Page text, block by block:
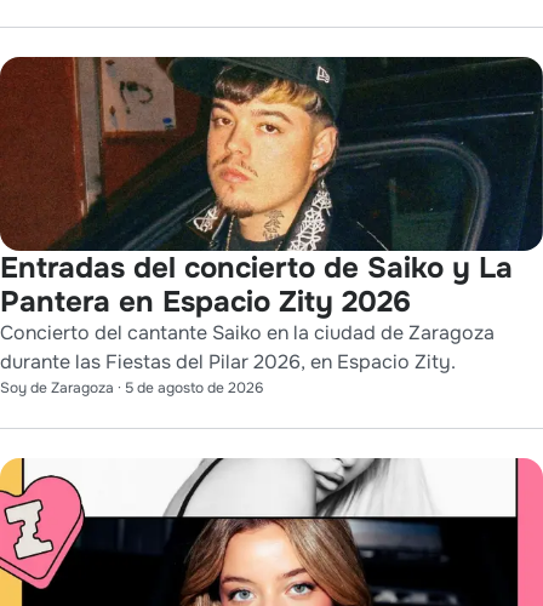
Entradas del concierto de Saiko y La
Pantera en Espacio Zity 2026
Concierto del cantante Saiko en la ciudad de Zaragoza
durante las Fiestas del Pilar 2026, en Espacio Zity.
Soy de Zaragoza · 5 de agosto de 2026